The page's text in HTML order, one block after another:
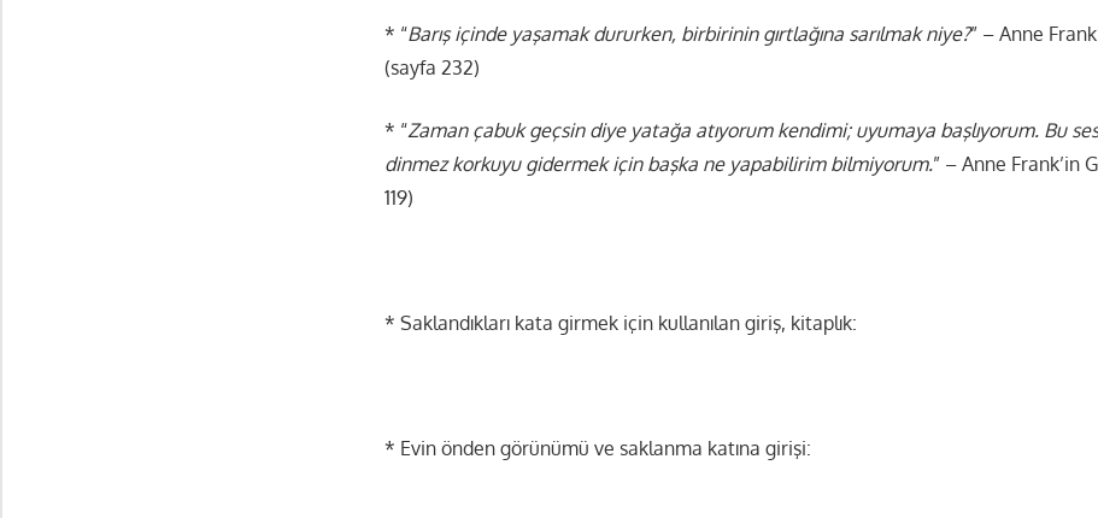
* “Barış içinde yaşamak dururken, birbirinin gırtlağına sarılmak niye?” – Anne
(sayfa 232)
* “Zaman çabuk geçsin diye yatağa atıyorum kendimi; uyumaya başlıyorum. Bu
dinmez korkuyu gidermek için başka ne yapabilirim bilmiyorum.” – Anne Frank’in
119)
* Saklandıkları kata girmek için kullanılan giriş, kitaplık:
* Evin önden görünümü ve saklanma katına girişi: